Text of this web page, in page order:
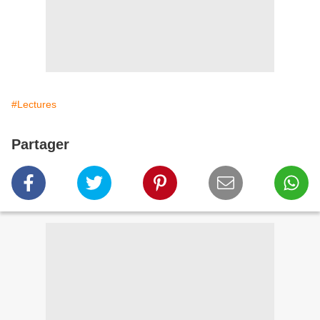
#Lectures
Partager